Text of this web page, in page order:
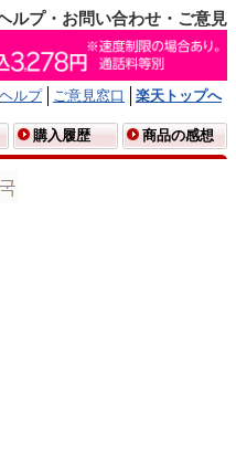
ルプ・お問い合わせ・ご意見
ヘルプ ご意見窓口
楽天トップへ
購入履歴 商品の感想